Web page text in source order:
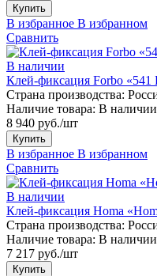
Купить
В избранное В избранном
Сравнить
В наличии
Клей-фиксация Forbo «541
Страна производства:
Наличие товара: В наличии
8 940 руб./шт
Купить
В избранное В избранном
Сравнить
В наличии
Клей-фиксация Homa
Страна производства:
Наличие товара: В наличии
7 217 руб./шт
Купить